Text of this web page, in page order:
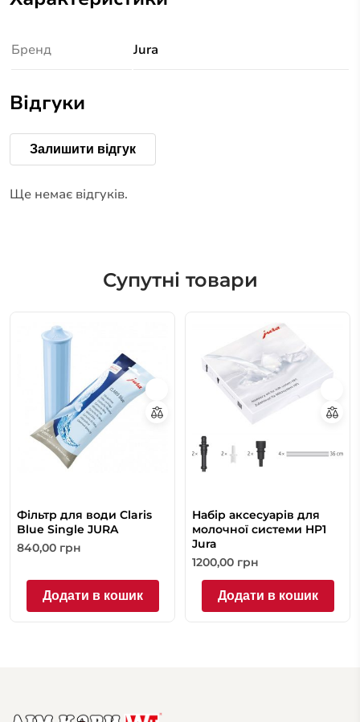
Бренд Jura
Відгуки
Залишити відгук
Ще немає відгуків.
Супутні товари
Фільтр для води Claris
Blue Single JURA
840,00 грн
Додати в кошик
Набір аксесуарів для
молочної системи HP1
Jura
1200,00 грн
Додати в кошик